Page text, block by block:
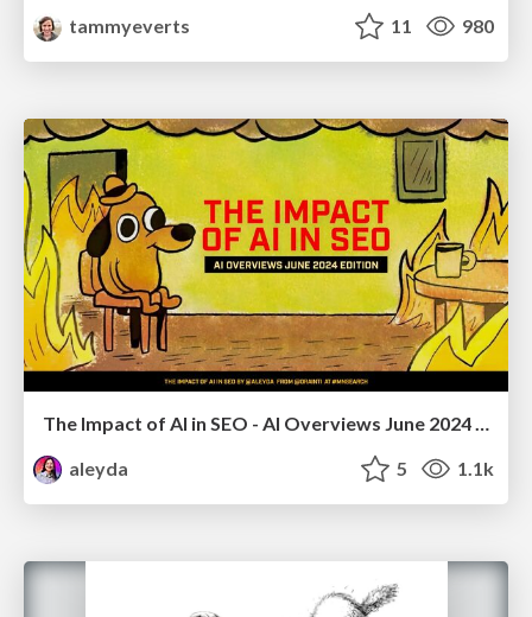
tammyeverts
11 980
aleyda
5 1.1k